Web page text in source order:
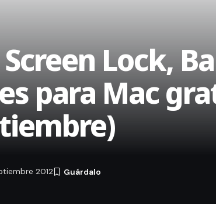
Lock,
para Mac
2012